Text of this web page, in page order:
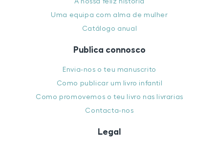
Uma equipa com alma de mulher
Catálogo anual
Publica connosco
Envia-nos o teu manuscrito
Como publicar um livro infantil
Como promovemos o teu livro nas livrarias
Contacta-nos
Legal